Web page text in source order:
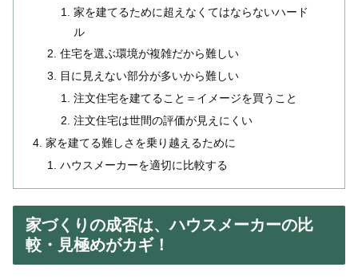
家を建てるために超えなくてはならないハード
ル
住宅を選ぶ環境が複雑だから難しい
目に見えない部分が多いから難しい
注文住宅を建てること＝イメージを買うこと
注文住宅は世間の評価が見えにくい
家を建てる難しさを乗り越えるために
ハウスメーカーを適切に比較する
家づくりの成否は、ハウスメーカーの比
較・見極めがカギ！